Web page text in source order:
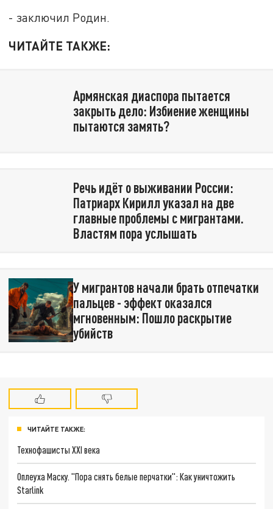
- заключил Родин.
ЧИТАЙТЕ ТАКЖЕ:
Армянская диаспора пытается
закрыть дело: Избиение женщины
пытаются замять?
Речь идёт о выживании России:
Патриарх Кирилл указал на две
главные проблемы с мигрантами.
Властям пора услышать
У мигрантов начали брать отпечатки
пальцев - эффект оказался
мгновенным: Пошло раскрытие
убийств
ЧИТАЙТЕ ТАКЖЕ:
Технофашисты XXI века
Оплеуха Маску. "Пора снять белые перчатки": Как уничтожить
Starlink